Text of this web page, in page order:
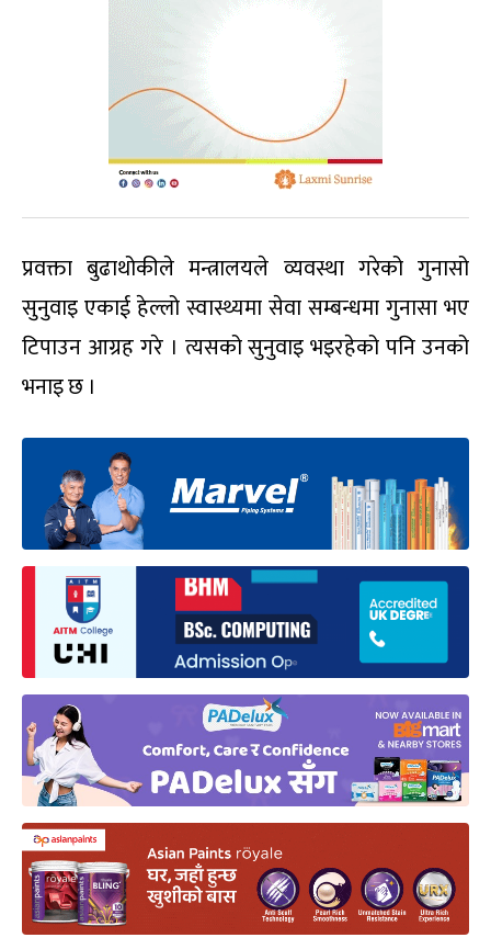
प्रवक्ता बुढाथोकीले मन्त्रालयले व्यवस्था गरेको गुनासो
सुनुवाइ एकाई हेल्लो स्वास्थ्यमा सेवा सम्बन्धमा गुनासा भए
टिपाउन आग्रह गरे । त्यसको सुनुवाइ भइरहेको पनि उनको
भनाइ छ ।